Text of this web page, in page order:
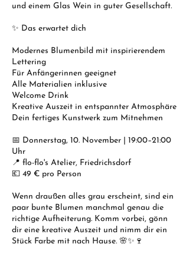
und einem Glas Wein in guter Gesellschaft.
✨ Das erwartet dich
Modernes Blumenbild mit inspirierendem
Lettering
Für Anfängerinnen geeignet
Alle Materialien inklusive
Welcome Drink
Kreative Auszeit in entspannter Atmosphäre
Dein fertiges Kunstwerk zum Mitnehmen
📅 Donnerstag, 10. November | 19:00–21:00
Uhr
📍 flo-flo's Atelier, Friedrichsdorf
💶 49 € pro Person
Wenn draußen alles grau erscheint, sind ein
paar bunte Blumen manchmal genau die
richtige Aufheiterung. Komm vorbei, gönn
dir eine kreative Auszeit und nimm dir ein
Stück Farbe mit nach Hause. 🌸✨🍷